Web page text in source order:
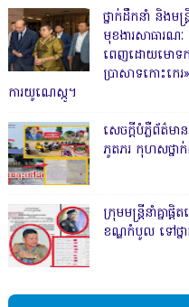
ថ្នាក់ដឹកនាំ និងមន្
មុខងារសាធារណ
ពេញដោយមោទក
ប្រាសាទកោះកេ
ការយូណេស្កូ។
សេចក្តីបំភ្លឺព័ត៌មា
ភូតភរ កុហសថ្នាក់
ក្រុមមន្ត្រីនាំគ្នា
ខណ្ឌកំបូល ទៅថ្ន